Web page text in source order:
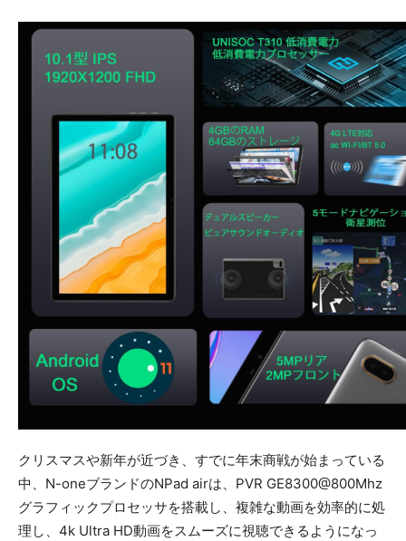
クリスマスや新年が近づき、すでに年末商戦が始まっている
中、N-oneブランドのNPad airは、PVR GE8300@800Mhz
グラフィックプロセッサを搭載し、複雑な動画を効率的に処
理し、4k Ultra HD動画をスムーズに視聴できるようになっ